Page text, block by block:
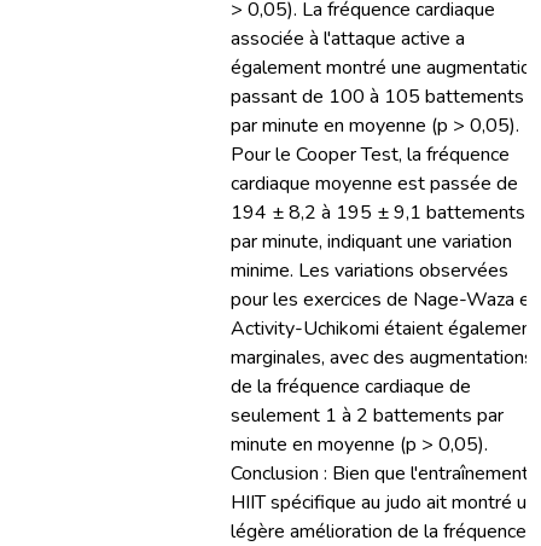
> 0,05). La fréquence cardiaque
associée à l'attaque active a
également montré une
passant de 100 à 105 battements
par minute en moyenne (p > 0,05).
Pour le Cooper Test, la fréquence
cardiaque moyenne est passée de
194 ± 8,2 à 195 ± 9,1 battements
par minute, indiquant une variation
minime. Les variations observées
pour les exercices de Nage-Waza et
Activity-Uchikomi étaient également
marginales, avec des augmentations
de la fréquence cardiaque de
seulement 1 à 2 battements par
minute en moyenne (p > 0,05).
Conclusion : Bien que l'entraînement
HIIT spécifique au judo ait montré
légère amélioration de la fréquence